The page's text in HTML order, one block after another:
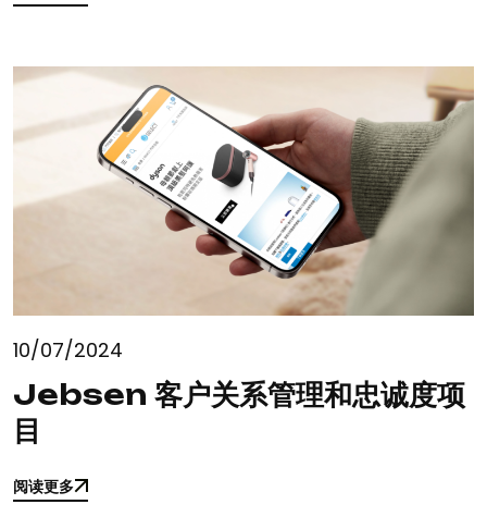
阅读更多
10/07/2024
Jebsen 客户关系管理和忠诚度项
目
阅读更多
阅读更多